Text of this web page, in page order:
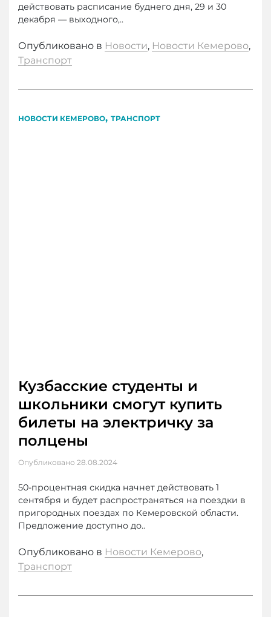
действовать расписание буднего дня, 29 и 30
декабря — выходного,..
Опубликовано в Новости, Новости Кемерово,
Транспорт
НОВОСТИ КЕМЕРОВО, ТРАНСПОРТ
Кузбасские студенты и
школьники смогут купить
билеты на электричку за
полцены
Опубликовано 28.08.2024
50-процентная скидка начнет действовать 1
сентября и будет распространяться на поездки в
пригородных поездах по Кемеровской области.
Предложение доступно до..
Опубликовано в Новости Кемерово,
Транспорт